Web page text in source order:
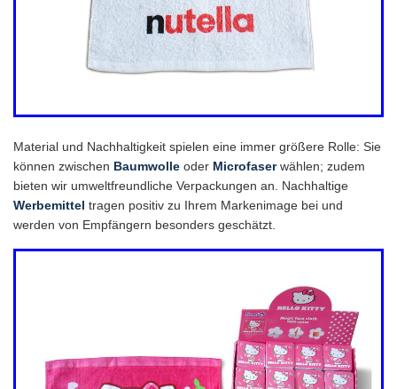
Material und Nachhaltigkeit spielen eine immer größere Rolle: Sie
können zwischen Baumwolle oder Microfaserwählen; zudem
bieten wir umweltfreundliche Verpackungen an. Nachhaltige
Werbemittel tragen positiv zu Ihrem Markenimage bei und
werden von Empfängern besonders geschätzt.